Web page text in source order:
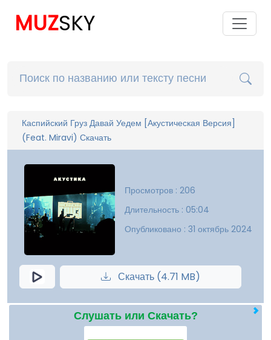
MUZSKY
Каспийский Груз Давай Уедем [Акустическая Версия]
(Feat. Miravi) Скачать
Просмотров : 206
Длительность : 05:04
Опубликовано : 31 октябрь 2024
Скачать (4.71 MB)
Слушать или Скачать?